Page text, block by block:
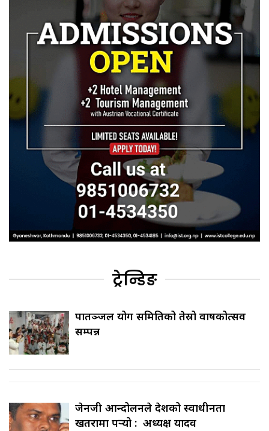
ट्रेन्डिङ
पातञ्जल योग समितिको तेस्रो वार्षिकोत्सव
सम्पन्न
जेनजी आन्दोलनले देशको स्वाधीनता
खतरामा पर्‍यो : अध्यक्ष यादव